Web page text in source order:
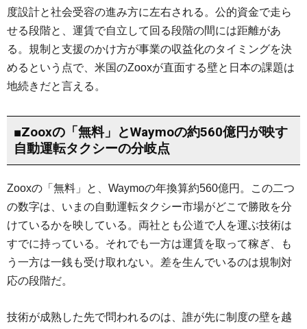
度設計と社会受容の進み方に左右される。公的資金で走ら
せる段階と、運賃で自立して回る段階の間には距離があ
る。規制と支援のかけ方が事業の収益化のタイミングを決
めるという点で、米国のZooxが直面する壁と日本の課題は
地続きだと言える。
■Zooxの「無料」とWaymoの約560億円が映す
自動運転タクシーの分岐点
Zooxの「無料」と、Waymoの年換算約560億円。この二つ
の数字は、いまの自動運転タクシー市場がどこで勝敗を分
けているかを映している。両社とも公道で人を運ぶ技術は
すでに持っている。それでも一方は運賃を取って稼ぎ、も
う一方は一銭も受け取れない。差を生んでいるのは規制対
応の段階だ。
技術が成熟した先で問われるのは、誰が先に制度の壁を越